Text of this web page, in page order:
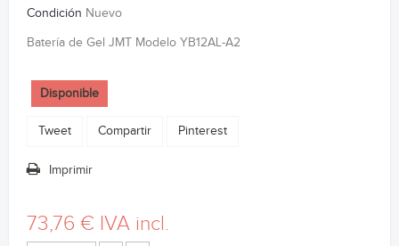
Condición Nuevo
Batería de Gel JMT Modelo YB12AL-A2
Disponible
Tweet Compartir Pinterest
Imprimir
73,76 € IVA incl.